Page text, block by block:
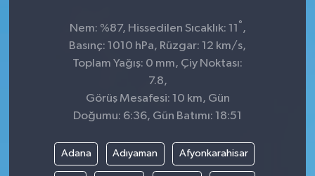
Nem: %87, Hissedilen Sıcaklık: 11 ° ,
Basınç: 1010 hPa, Rüzgar: 12 km/s,
Toplam Yağış: 0 mm, Çiy Noktası:
7.8,
Görüş Mesafesi: 10 km, Gün
Doğumu: 6:36, Gün Batımı: 18:51
Adana Adıyaman Afyonkarahisar